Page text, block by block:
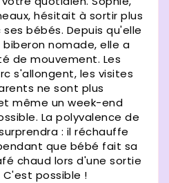
hésitait à sortir plus
bébés. Depuis qu'elle
nomade, elle a
de mouvement. Les
s'allongent, les visites
ne sont plus
même un week-end
La polyvalence de
: il réchauffe
que bébé fait sa
chaud lors d'une sortie
C'est possible !